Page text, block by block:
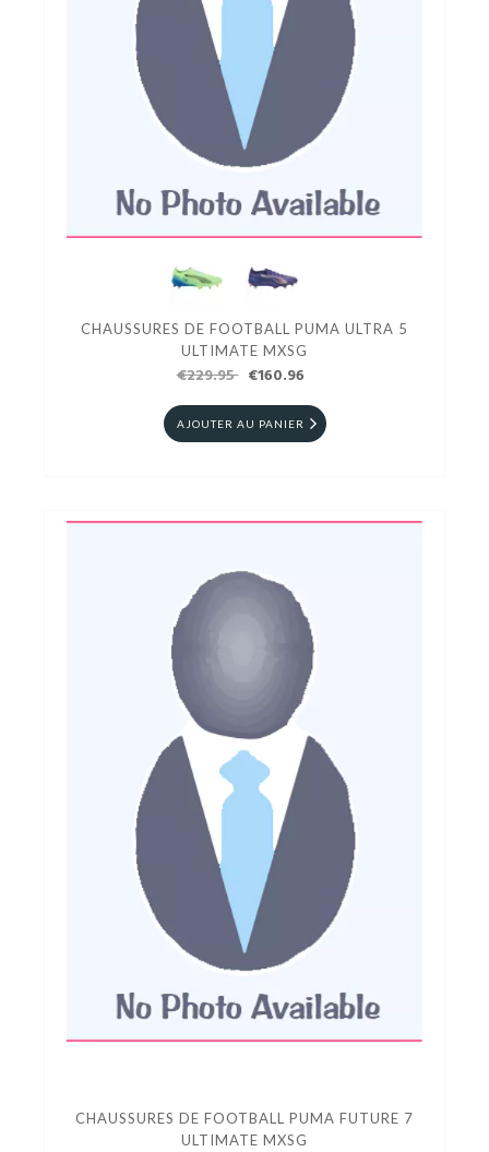
CHAUSSURES DE FOOTBALL PUMA ULTRA 5
ULTIMATE MXSG
€229.95 €160.96
AJOUTER AU PANIER
CHAUSSURES DE FOOTBALL PUMA FUTURE 7
ULTIMATE MXSG